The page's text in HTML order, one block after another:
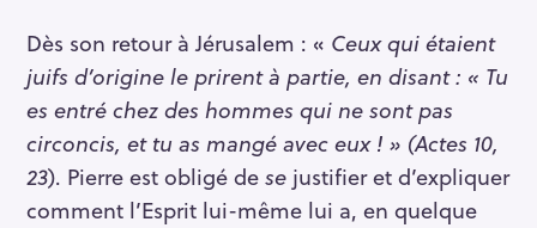
Dès son retour à Jérusalem : « Ceux qui étaient
juifs d’origine le prirent à partie, en disant : « Tu
es entré chez des hommes qui ne sont pas
circoncis, et tu as mangé avec eux ! » (Actes 10,
23). Pierre est obligé dese justifier et d’expliquer
comment l’Esprit lui-même lui a, en quelque